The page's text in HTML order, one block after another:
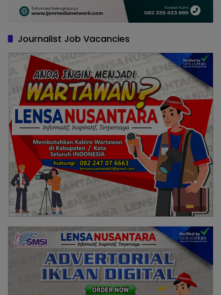
Journalist Job Vacancies